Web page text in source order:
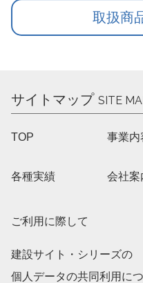
取扱商
サイトマップ SITE
TOP 事業内
各種実績 会社案
ご利用に際して
建設サイト・シリーズの
個人データの共同利用に